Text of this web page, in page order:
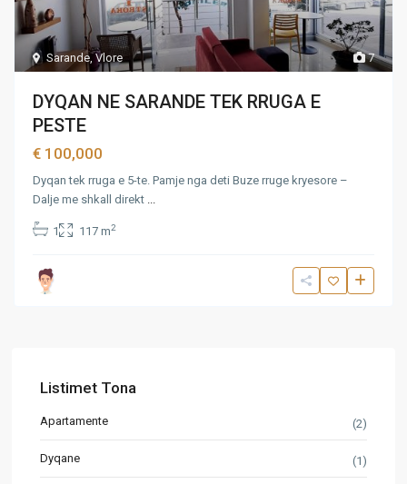
7
Sarande,Vlore
DYQAN NE SARANDE TEK RRUGA E
PESTE
€ 100,000
Dyqan tek rruga e 5-te. Pamje nga deti Buze rruge kryesore –
Dalje me shkall direkt ...
1 117 m2
Listimet Tona
Apartamente (2)
Dyqane (1)